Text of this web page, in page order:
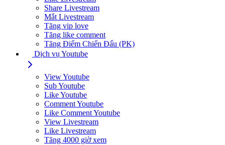
Share Livestream
Mắt Livestream
Tăng vip love
Tăng like comment
Tăng Điểm Chiến Đấu (PK)
Dịch vụ Youtube
View Youtube
Sub Youtube
Like Youtube
Comment Youtube
Like Comment Youtube
View Livestream
Like Livestream
Tăng 4000 giờ xem